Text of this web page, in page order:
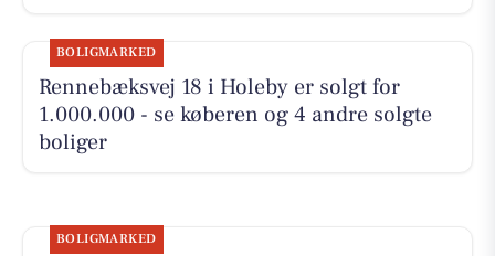
BOLIGMARKED
Rennebæksvej 18 i Holeby er solgt for
1.000.000 - se køberen og 4 andre solgte
boliger
BOLIGMARKED